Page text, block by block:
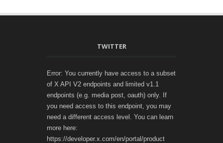
TWITTER
Error: You currently have access to a subset
of X API V2 endpoints and limited v1.1
endpoints (e.g. media post, oauth) only. If
you need access to this endpoint, you may
need a different access level. You can learn
more here:
https://developer.x.com/en/portal/product